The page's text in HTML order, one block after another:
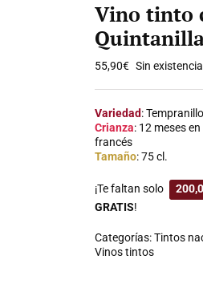
Vino tinto
55,90€ Sin
Variedad: Tempranillo
Crianza: 12 meses
francés
Tamaño: 75 cl.
¡Te faltan solo
GRATIS!
Categorías:Tintos
Vinos tintos